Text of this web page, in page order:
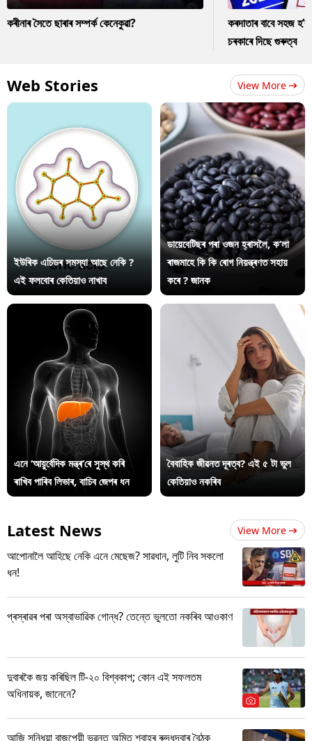
কৰীনাৰ সৈতে ছাৰাৰ সম্পৰ্ক কেনেকুৱা?
কৰদাতাৰ বাবে সহজ
চৰকাৰে দিছে গুৰুত্ব
Web Stories View More
ইউৰিক এচিডৰ সমস্যা আছে নেকি ?
এই ফলবোৰ কেতিয়াও নাখাব
ডায়েবেটিছৰ পৰা ওজন হ্ৰাসলৈ, ক’লা
ৰাজমাহে কি কি ৰোগ নিয়ন্ত্ৰণত সহায়
কৰে ? জানক
এনে ‘আয়ুৰ্বেদিক মন্ত্ৰ’ৰে সুস্থ কৰি
ৰাখিব পাৰিব লিভাৰ, বাচিব জেপৰ ধন
বৈবাহিক জীৱনত দূৰত্ব? এই ৫ টা ভুল
কেতিয়াও নকৰিব
Latest News View More
আপোনালৈ আহিছে নেকি এনে মেছেজ? সাৱধান, লুটি নিব সকলো
ধন!
প্ৰস্ৰাৱৰ পৰা অস্বাভাৱিক গোন্ধ? তেন্তে ভুলতো নকৰিব আওকাণ
দুবাৰকৈ জয় কৰিছিল টি-২০ বিশ্বকাপ; কোন এই সফলতম
অধিনায়ক, জানেনে?
আজি সন্ধিয়া বাজপেয়ী ভৱনত অমিত শ্বাহৰ ৰুদ্ধদ্বাৰ বৈঠক